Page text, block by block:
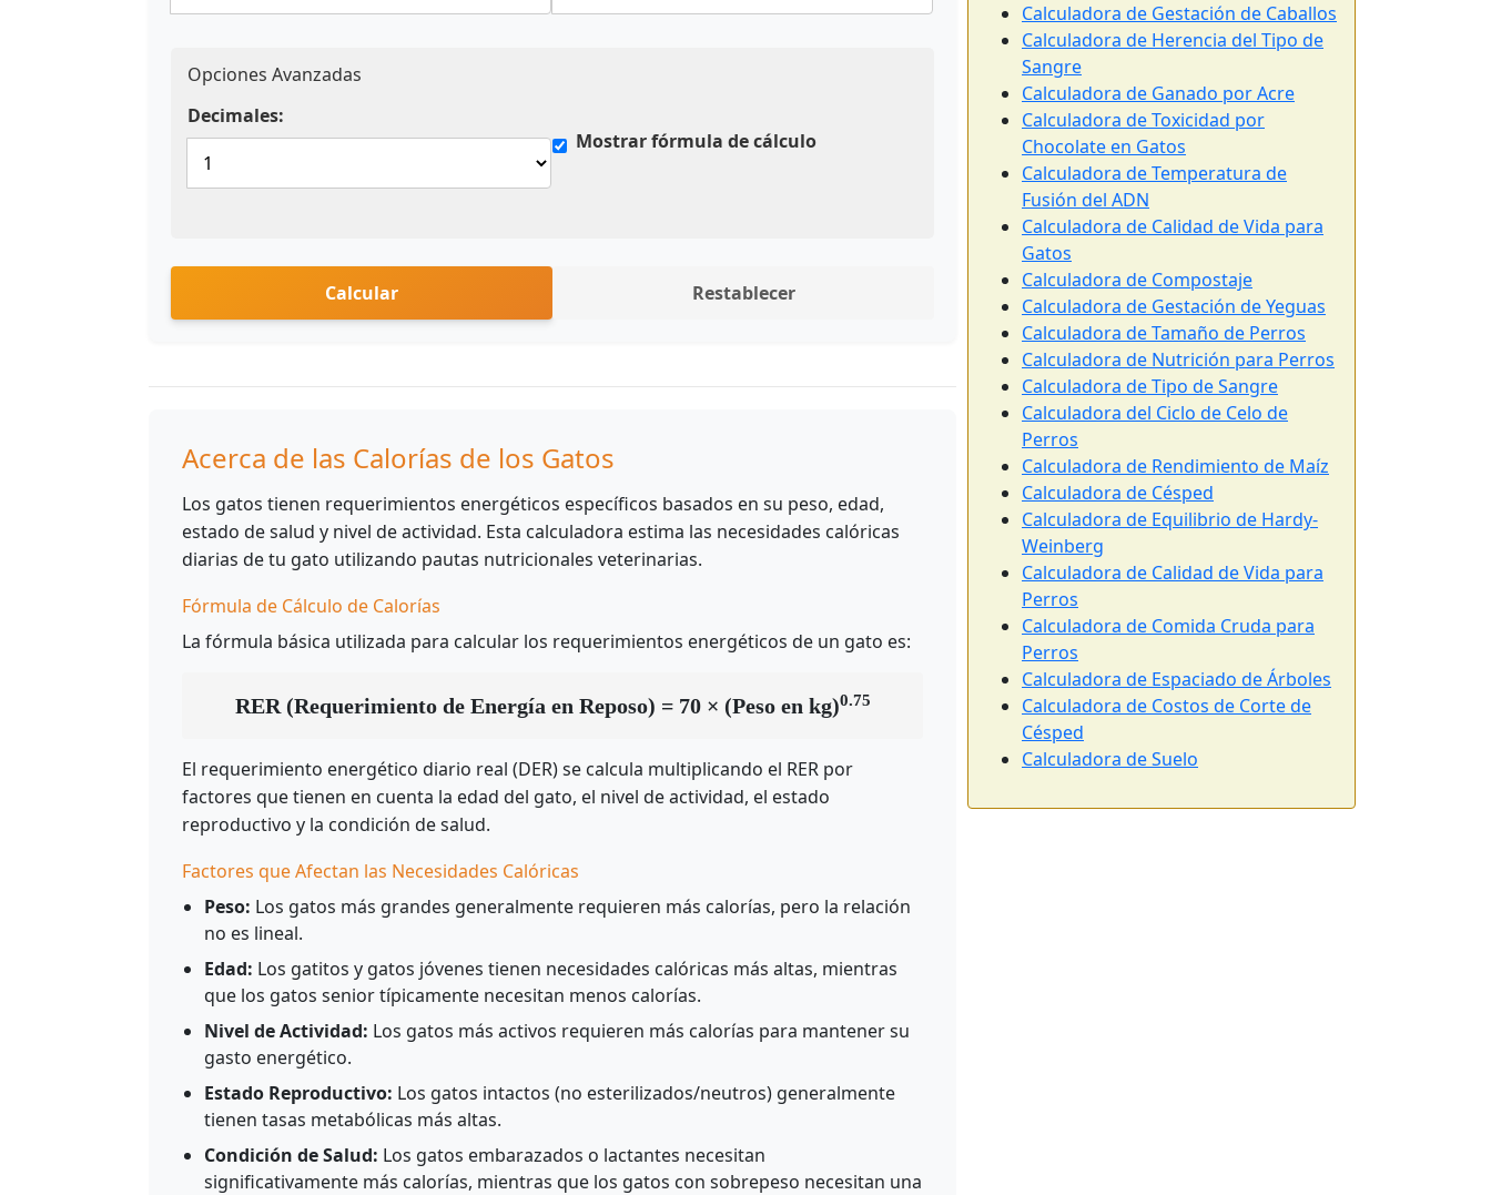
Opciones Avanzadas
Decimales:
Mostrar fórmula de cálculo
Calcular Restablecer
Acerca de las Calorías de los Gatos
Los gatos tienen requerimientos energéticos específicos basados en su peso, edad,
estado de salud y nivel de actividad. Esta calculadora estima las necesidades calóricas
diarias de tu gato utilizando pautas nutricionales veterinarias.
Fórmula de Cálculo de Calorías
La fórmula básica utilizada para calcular los requerimientos energéticos de un gato es:
RER (Requerimiento de Energía en Reposo) = 70 × (Peso en kg)0.75
El requerimiento energético diario real (DER) se calcula multiplicando el RER por
factores que tienen en cuenta la edad del gato, el nivel de actividad, el estado
reproductivo y la condición de salud.
Factores que Afectan las Necesidades Calóricas
Peso: Los gatos más grandes generalmente requieren más calorías, pero la relación
no es lineal.
Edad: Los gatitos y gatos jóvenes tienen necesidades calóricas más altas, mientras
que los gatos senior típicamente necesitan menos calorías.
Nivel de Actividad: Los gatos más activos requieren más calorías para mantener su
gasto energético.
Estado Reproductivo: Los gatos intactos (no esterilizados/neutros) generalmente
tienen tasas metabólicas más altas.
Condición de Salud: Los gatos embarazados o lactantes necesitan
significativamente más calorías, mientras que los gatos con sobrepeso necesitan una
Calculadora de Gestación de Caballos
Calculadora de Herencia del Tipo de
Sangre
Calculadora de Ganado por Acre
Calculadora de Toxicidad por
Chocolate en Gatos
Calculadora de Temperatura de
Fusión del ADN
Calculadora de Calidad de Vida para
Gatos
Calculadora de Compostaje
Calculadora de Gestación de Yeguas
Calculadora de Tamaño de Perros
Calculadora de Nutrición para Perros
Calculadora de Tipo de Sangre
Calculadora del Ciclo de Celo de
Perros
Calculadora de Rendimiento de Maíz
Calculadora de Césped
Calculadora de Equilibrio de Hardy-
Weinberg
Calculadora de Calidad de Vida para
Perros
Calculadora de Comida Cruda para
Perros
Calculadora de Espaciado de Árboles
Calculadora de Costos de Corte de
Césped
Calculadora de Suelo